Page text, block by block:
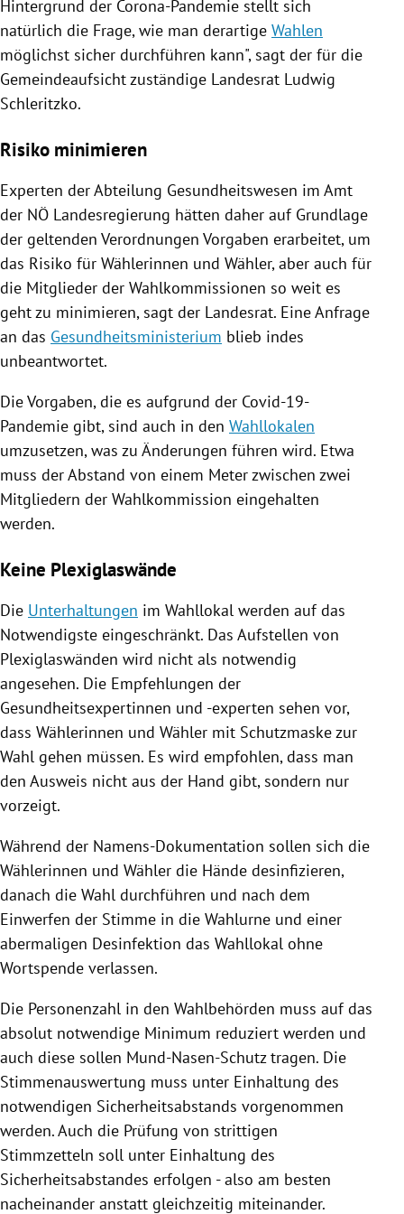
Hintergrund der Corona-Pandemie stellt sich
natürlich die Frage, wie man derartige Wahlen
möglichst sicher durchführen kann", sagt der für die
Gemeindeaufsicht zuständige Landesrat Ludwig
Schleritzko.
Risiko minimieren
Experten der Abteilung Gesundheitswesen im Amt
der NÖ Landesregierung hätten daher auf Grundlage
der geltenden Verordnungen Vorgaben erarbeitet, um
das Risiko für Wählerinnen und Wähler, aber auch für
die Mitglieder der Wahlkommissionen so weit es
geht zu minimieren, sagt der Landesrat. Eine Anfrage
an das Gesundheitsministerium blieb indes
unbeantwortet.
Die Vorgaben, die es aufgrund der Covid-19-
Pandemie gibt, sind auch in den Wahllokalen
umzusetzen, was zu Änderungen führen wird. Etwa
muss der Abstand von einem Meter zwischen zwei
Mitgliedern der Wahlkommission eingehalten
werden.
Keine Plexiglaswände
Die Unterhaltungen im Wahllokal werden auf das
Notwendigste eingeschränkt. Das Aufstellen von
Plexiglaswänden wird nicht als notwendig
angesehen. Die Empfehlungen der
Gesundheitsexpertinnen und -experten sehen vor,
dass Wählerinnen und Wähler mit Schutzmaske zur
Wahl gehen müssen. Es wird empfohlen, dass man
den Ausweis nicht aus der Hand gibt, sondern nur
vorzeigt.
Während der Namens-Dokumentation sollen sich die
Wählerinnen und Wähler die Hände desinfizieren,
danach die Wahl durchführen und nach dem
Einwerfen der Stimme in die Wahlurne und einer
abermaligen Desinfektion das Wahllokal ohne
Wortspende verlassen.
Die Personenzahl in den Wahlbehörden muss auf das
absolut notwendige Minimum reduziert werden und
auch diese sollen Mund-Nasen-Schutz tragen. Die
Stimmenauswertung muss unter Einhaltung des
notwendigen Sicherheitsabstands vorgenommen
werden. Auch die Prüfung von strittigen
Stimmzetteln soll unter Einhaltung des
Sicherheitsabstandes erfolgen - also am besten
nacheinander anstatt gleichzeitig miteinander.